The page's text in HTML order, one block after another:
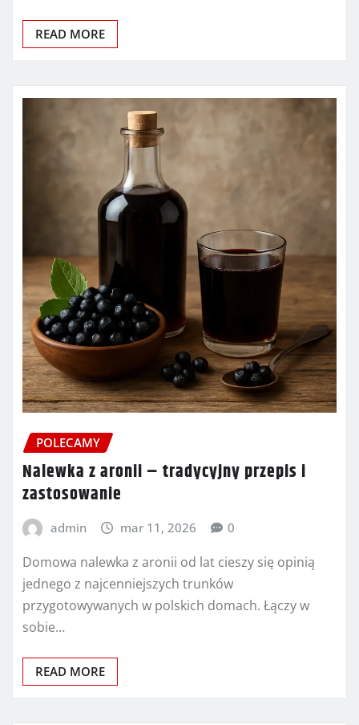
READ MORE
POLECAMY
Nalewka z aronii – tradycyjny przepis i
zastosowanie
admin mar 11, 2026 0
Domowa nalewka z aronii od lat cieszy się opinią
jednego z najcenniejszych trunków
przygotowywanych w polskich domach. Łączy w
sobie…
READ MORE